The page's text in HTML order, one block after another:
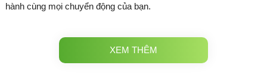
hành cùng mọi chuyển động của bạn.
XEM THÊM